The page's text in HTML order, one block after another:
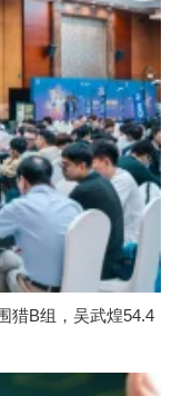
猎B组，吴武煌54.4